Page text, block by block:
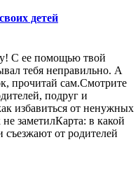
детей
С ее помощью твой
тебя неправильно. А
прочитай сам.Смотрите
подруг и
избавиться от ненужных
заметилКарта: в какой
съезжают от родителей